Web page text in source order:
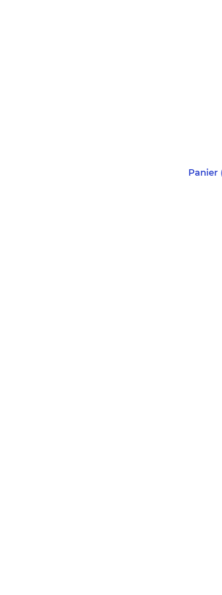
Panier